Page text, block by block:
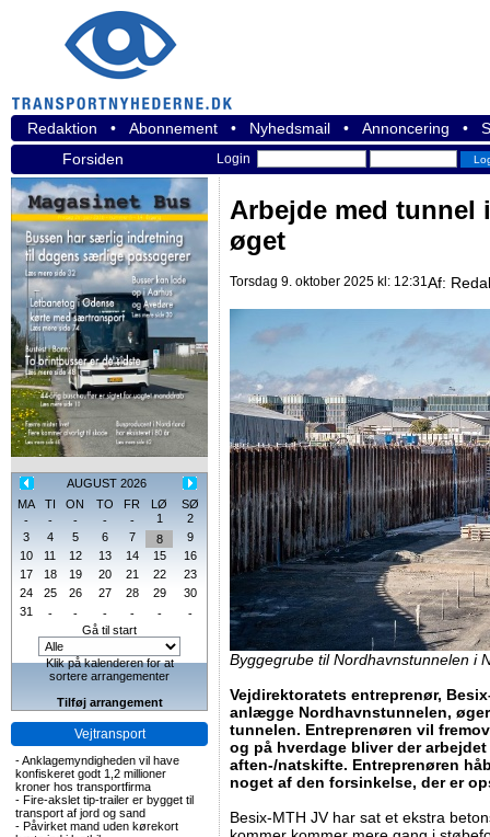
Redaktion • Abonnement • Nyhedsmail • Annoncering •
Forsiden
Login
AUGUST 2026
MA
TI ON TO FR LØ
SØ
-
- - - - 1
2
3
4 5 6 7 8
9
10
11 12 13 14 15
16
17
18 19 20 21 22
23
24
25 26 27 28 29
30
31
- - - - -
-
Gå til start
Klik på kalenderen for at
sortere arrangementer
Tilføj arrangement
Vejtransport
-Anklagemyndigheden vil have
konfiskeret godt 1,2 millioner
kroner hos transportfirma
- Fire-akslet tip-trailer er bygget til
transport af jord og sand
- Påvirket mand uden kørekort
Arbejde med tunnel
øget
Torsdag 9. oktober 2025 kl: 12:31Af:
Byggegrube til Nordhavnstunnelen i
Vejdirektoratets entreprenør,
anlægge Nordhavnstunnelen,
tunnelen. Entreprenøren vil
og på hverdage bliver der
aften-/natskifte. Entreprenøren
noget af den forsinkelse, der er
Besix-MTH JV har sat et ekstra